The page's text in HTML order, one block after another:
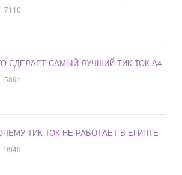
7110
СДЕЛАЕТ САМЫЙ ЛУЧШИЙ ТИК ТОК А4
5891
ТИК ТОК НЕ РАБОТАЕТ В ЕГИПТЕ
9949